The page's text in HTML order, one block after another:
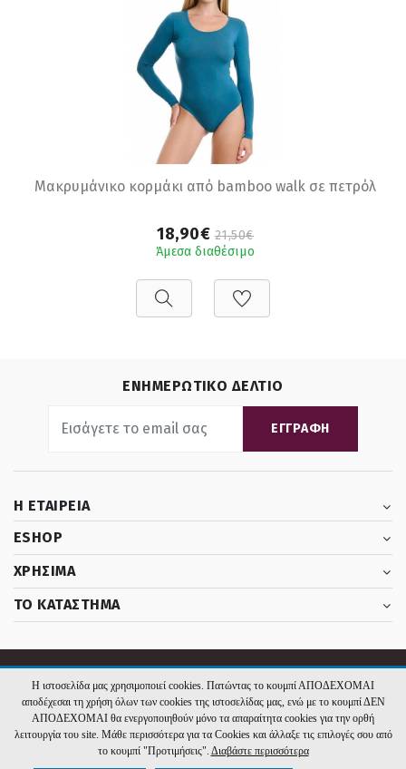
Μακρυμάνικο κορμάκι από bamboo walk σε πετρόλ
18,90€ 21,50€
Άμεσα διαθέσιμο
ΕΝΗΜΕΡΩΤΙΚΟ ΔΕΛΤΙΟ
ΕΓΓΡΑΦΗ
Η ΕΤΑΙΡΕΙΑ
ESHOP
ΧΡΗΣΙΜΑ
ΤΟ ΚΑΤΑΣΤΗΜΑ
Η ιστοσελίδα μας χρησιμοποιεί cookies. Πατώντας το κουμπί ΑΠΟΔΕΧΟΜΑΙ
αποδέχεσαι τη χρήση όλων των cookies της ιστοσελίδας μας, ενώ με το κουμπί ΔΕΝ
ΑΠΟΔΕΧΟΜΑΙ θα ενεργοποιηθούν μόνο τα απαραίτητα cookies για την ορθή
λειτουργία του site. Μάθε περισσότερα για τα Cookies και άλλαξε τις επιλογές σου από
το κουμπί "Προτιμήσεις". Διαβάστε περισσότερα